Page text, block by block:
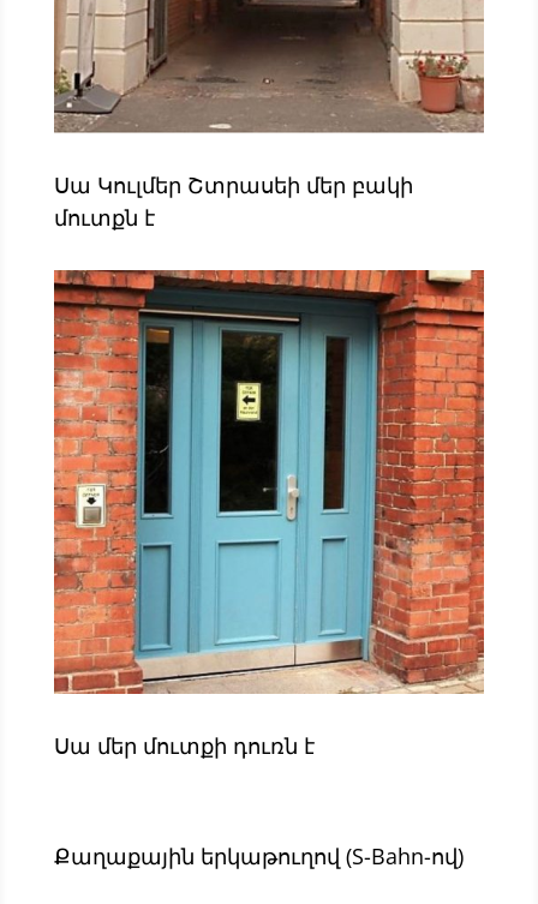
Սա Կուլմեր Շտրասեի մեր բակի
մուտքն է
Սա մեր մուտքի դուռն է
Քաղաքային երկաթուղով (S-Bahn-ով)